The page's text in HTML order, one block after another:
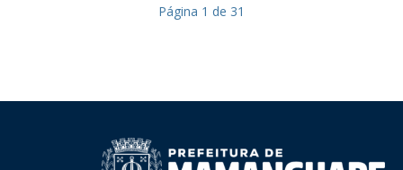
Página 1 de 31